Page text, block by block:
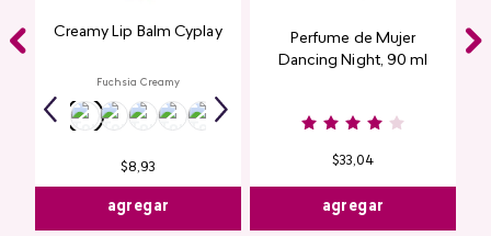
Creamy Lip Balm Cyplay
Fuchsia Creamy
$8,93
agregar
Perfume de Mujer
Dancing Night, 90 ml
$33,04
agregar